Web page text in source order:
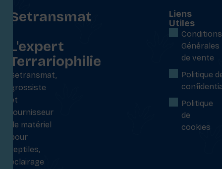
Setransmat
L'expert
Terrariophilie
Setransmat,
grossiste
et
fournisseur
de matériel
pour
reptiles,
éclairage
Liens
Utiles
Conditions
Générales
de vente
Politique
Politique
de
cookies